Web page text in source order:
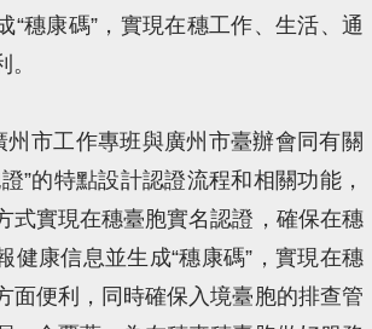
“穗康碼”，實現在穗工作、生活、通
州市工作專班與廣州市臺辦會同有關
”的特點設計認證流程和相關功能，
式實現在穗臺胞實名認證，確保在穗
健康信息並生成“穗康碼”，實現在穗
面便利，同時確保入境臺胞的排查管